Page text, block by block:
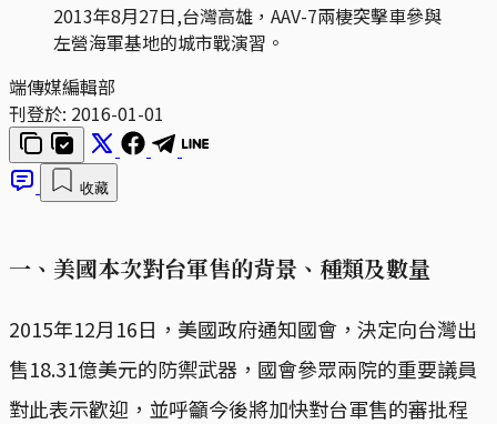
2013年8月27日,台灣高雄，AAV-7兩棲突擊車參與
左營海軍基地的城市戰演習。
端傳媒編輯部
刊登於: 2016-01-01
收藏
一、美國本次對台軍售的背景、種類及數量
2015年12月16日，美國政府通知國會，決定向台灣出
售18.31億美元的防禦武器，國會參眾兩院的重要議員
對此表示歡迎，並呼籲今後將加快對台軍售的審批程